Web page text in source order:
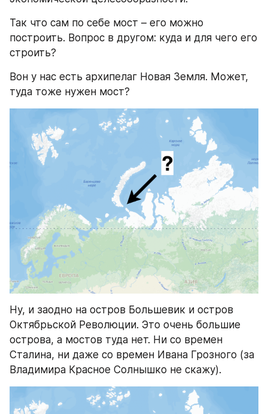
Так что сам по себе мост – его можно
построить. Вопрос в другом: куда и для чего его
строить?
Вон у нас есть архипелаг Новая Земля. Может,
туда тоже нужен мост?
Ну, и заодно на остров Большевик и остров
Октябрьской Революции. Это очень большие
острова, а мостов туда нет. Ни со времен
Сталина, ни даже со времен Ивана Грозного (за
Владимира Красное Солнышко не скажу).